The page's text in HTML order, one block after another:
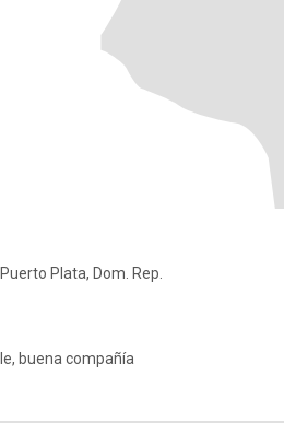
Plata, Dom. Rep.
buena compañía